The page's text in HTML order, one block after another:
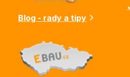
Blog - rady a tipy